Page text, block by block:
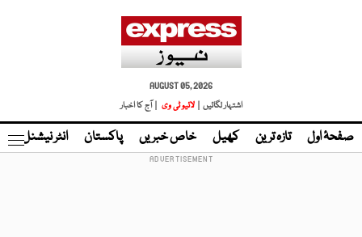
AUGUST 05, 2026
اشتہار لگائیں |
لائیو ٹی وی | آج کا اخبار
صفحۂ اول تازہ ترین کھیل خاص خبریں پاکستان انٹر نیشنل